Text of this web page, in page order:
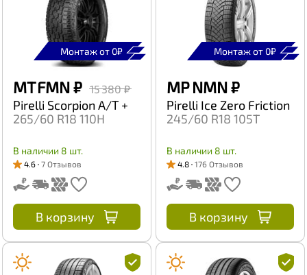
Монтаж от 0₽
MT FMN₽ 15 380 ₽
Pirelli Scorpion A/T +
265/60 R18 110H
В наличии 8 шт.
4.6 7 Отзывов
В корзину
Монтаж от 0₽
MP NMN₽
Pirelli Ice Zero Friction
245/60 R18 105T
В наличии 8 шт.
4.8 176 Отзывов
В корзину